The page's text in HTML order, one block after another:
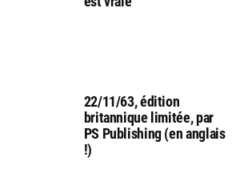
22/11/63, édition
britannique limitée, par
PS Publishing (en anglais
!)